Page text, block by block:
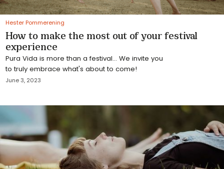
Hester Pommerening
How to make the most out of your festival
experience
Pura Vida is more than a festival... We invite you
to truly embrace what's about to come!
June 3, 2023